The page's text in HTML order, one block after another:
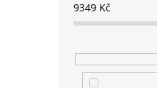
9349 Kč